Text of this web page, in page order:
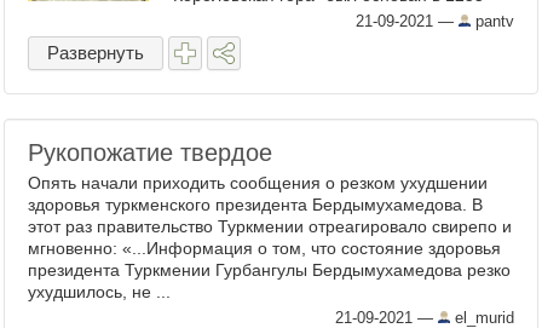
году — рыцарями Тевтонского ордена,
которые построили свой замок на ...
21-09-2021 — pantv
Развернуть
Рукопожатие твердое
Опять начали приходить сообщения о резком ухудшении
здоровья туркменского президента Бердымухамедова. В
этот раз правительство Туркмении отреагировало свирепо и
мгновенно: «...Информация о том, что состояние здоровья
президента Туркмении Гурбангулы Бердымухамедова резко
ухудшилось, не ...
21-09-2021 — el_murid